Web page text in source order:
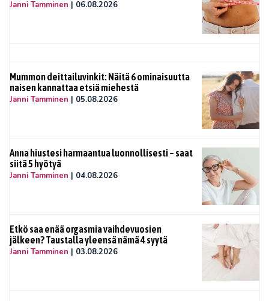
Janni Tamminen | 06.08.2026
Mummon deittailuvinkit: Näitä 6 ominaisuutta
naisen kannattaa etsiä miehestä
Janni Tamminen | 05.08.2026
Anna hiustesi harmaantua luonnollisesti – saat
siitä 5 hyötyä
Janni Tamminen | 04.08.2026
Etkö saa enää orgasmia vaihdevuosien
jälkeen? Taustalla yleensä nämä 4 syytä
Janni Tamminen | 03.08.2026